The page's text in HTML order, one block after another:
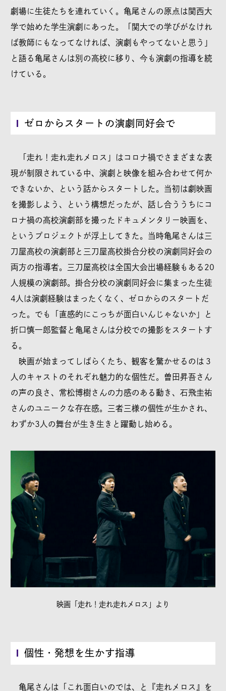
劇場に生徒たちを連れていく。亀尾さんの原点は関西大
学で始めた学生演劇にあった。「関大での学びがなけれ
ば教師にもなってなければ、演劇もやってないと思う」
と語る亀尾さんは別の高校に移り、今も演劇の指導を続
けている。
ゼロからスタートの演劇同好会で
「走れ！走れ走れメロス」はコロナ禍でさまざまな表
現が制限されている中、演劇と映像を組み合わせて何か
できないか、という話からスタートした。当初は劇映画
を撮影しよう、という構想だったが、話し合ううちにコ
ロナ禍の高校演劇部を撮ったドキュメンタリー映画を、
というプロジェクトが浮上してきた。当時亀尾さんは三
刀屋高校の演劇部と三刀屋高校掛合分校の演劇同好会の
両方の指導者。三刀屋高校は全国大会出場経験もある20
人規模の演劇部。掛合分校の演劇同好会に集まった生徒
4人は演劇経験はまったくなく、ゼロからのスタートだ
った。でも「直感的にこっちが面白いんじゃないか」と
折口慎一郎監督と亀尾さんは分校での撮影をスタートす
る。
映画が始まってしばらくたち、観客を驚かせるのは３
人のキャストのそれぞれ魅力的な個性だ。曽田昇吾さん
の声の良さ、常松博樹さんの力感のある動き、石飛圭祐
さんのユニークな存在感。三者三様の個性が生かされ、
わずか3人の舞台が生き生きと躍動し始める。
映画「走れ！走れ走れメロス」より
個性・発想を生かす指導
亀尾さんは「これ面白いのでは、と『走れメロス』を